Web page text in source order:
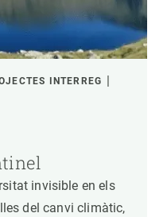
INTERREG
invisible en els
del canvi climàtic,